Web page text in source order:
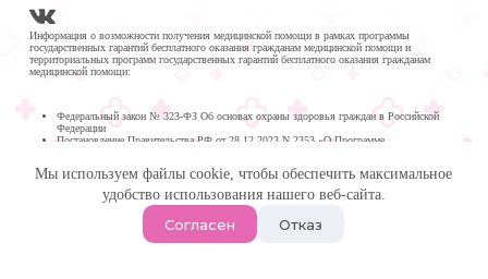
Мы используем файлы cookie, чтобы обеспечить максимальное
удобство использования нашего веб-сайта.
Согласен Отказ
Информация о возможности получения медицинской помощи в рамках программы
государственных гарантий бесплатного оказания гражданам медицинской помощи и
территориальных программ государственных гарантий бесплатного оказания гражданам
медицинской помощи:
Федеральный закон № 323-ФЗ Об основах охраны здоровья граждан в Российской
Федерации
Постановление Правительства РФ от 28.12.2023 N 2353 «О Программе
Программа государственных гарантий бесплатного оказания гражданам медицинской
Республике Башкортостан на 2024 год и на плановый период 2025 и 2026 годов
Медика Плюс
| Многопрофильная клиника в